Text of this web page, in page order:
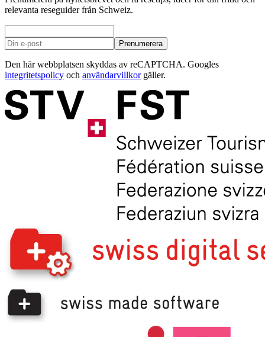
relevanta reseguider från Schweiz.
Prenumerera
Den här webbplatsen skyddas av reCAPTCHA. Googles
integritetspolicy och användarvillkorgäller.